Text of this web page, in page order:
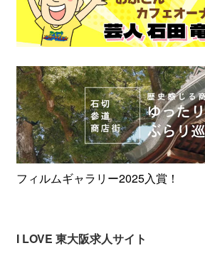
フィルムギャラリー2025入賞！
I LOVE 東大阪求人サイト